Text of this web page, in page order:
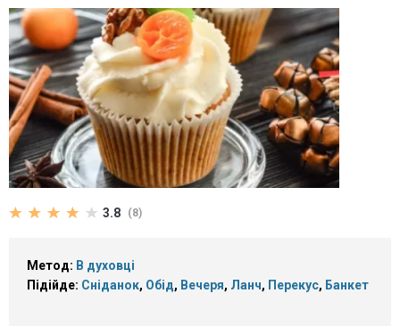
3.8 (8)
Метод: В духовці
Підійде: Сніданок, Обід, Вечеря, Ланч, Перекус, Банкет